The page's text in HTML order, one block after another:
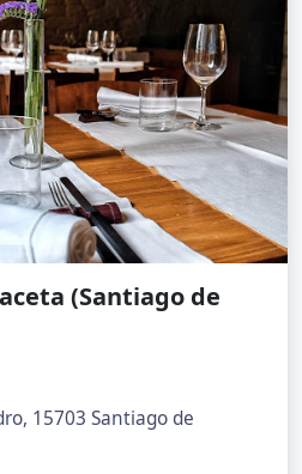
(Santiago de
15703 Santiago de